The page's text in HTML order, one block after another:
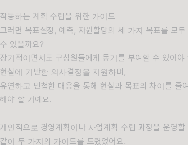
작동하는 계획 수립을 위한 가이드
그러면 목표설정, 예측, 자원할당의 세 가지 목표를 모
수 있을까요?
장기적이면서도 구성원들에게 동기를 부여할 수 있어야
현실에 기반한 의사결정을 지원하며,
유연하고 민첩한 대응을 통해 현실과 목표의 차이를 줄
해야 할 거예요.
개인적으로 경영계획이나 사업계획 수립 과정을 운영
같이 두 가지의 가이드를 드렸었어요.